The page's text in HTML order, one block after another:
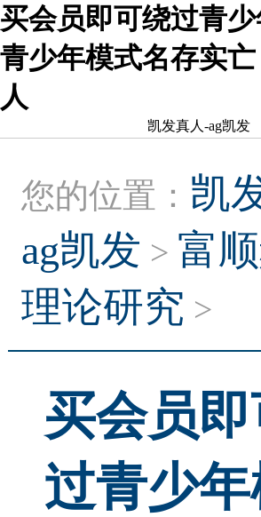
买会员即可绕过青
青少年模式名存实
人
凯发真人-ag凯发
您的位置： 凯
ag凯发 > 富
理论研究 >
买会员
过青少